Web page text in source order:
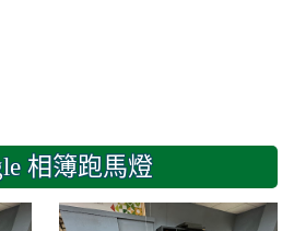
相簿跑馬燈
2024-11-14 六年級三和